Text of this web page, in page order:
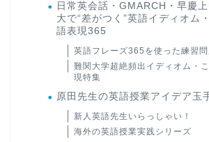
日常英会話・GMARCH・早慶
大で“差がつく”英語イディオム
語表現365
英語フレーズ365を使った練習
難関大学超絶頻出イディオム・
現特集
原田先生の英語授業アイデア玉
新人英語先生いらっしゃい！
海外の英語授業実践シリーズ